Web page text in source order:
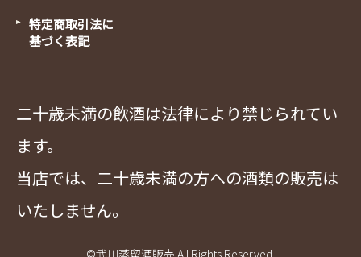
特定商取引法に
基づく表記
二十歳未満の飲酒は法律により禁じられてい
ます。
当店では、二十歳未満の方への酒類の販売は
いたしません。
©武川蒸留酒販売 All Rights Reserved.